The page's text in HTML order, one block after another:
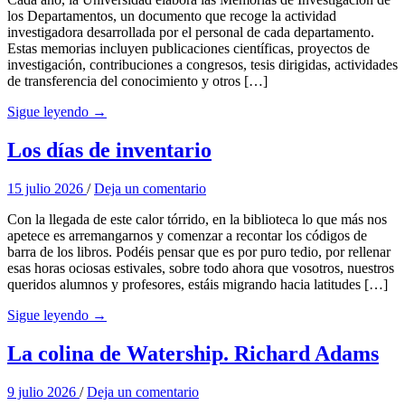
los Departamentos, un documento que recoge la actividad
investigadora desarrollada por el personal de cada departamento.
Estas memorias incluyen publicaciones científicas, proyectos de
investigación, contribuciones a congresos, tesis dirigidas, actividades
de transferencia del conocimiento y otros […]
Sigue leyendo →
Los días de inventario
15 julio 2026 /Deja un comentario
Con la llegada de este calor tórrido, en la biblioteca lo que más nos
apetece es arremangarnos y comenzar a recontar los códigos de
barra de los libros. Podéis pensar que es por puro tedio, por rellenar
esas horas ociosas estivales, sobre todo ahora que vosotros, nuestros
queridos alumnos y profesores, estáis migrando hacia latitudes […]
Sigue leyendo →
La colina de Watership. Richard Adams
9 julio 2026 /Deja un comentario